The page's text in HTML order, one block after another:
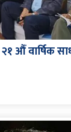
औँ वार्षिक